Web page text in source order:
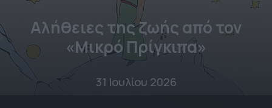
Αλήθειες της ζωής από τον
«Μικρό Πρίγκιπα»
31 Ιουλίου 2026